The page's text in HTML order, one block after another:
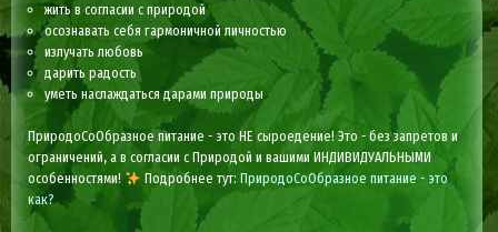
жить в согласии с природой
осознавать себя гармоничной личностью
излучать любовь
дарить радость
уметь наслаждаться дарами природы
ПриродоСоОбразное питание - это НЕ сыроедение! Это - без запретов и
ограничений, а в согласии с Природой и вашими ИНДИВИДУАЛЬНЫМИ
особенностями!
Подробнее тут: ПриродоСоОбразное питание - это
как?